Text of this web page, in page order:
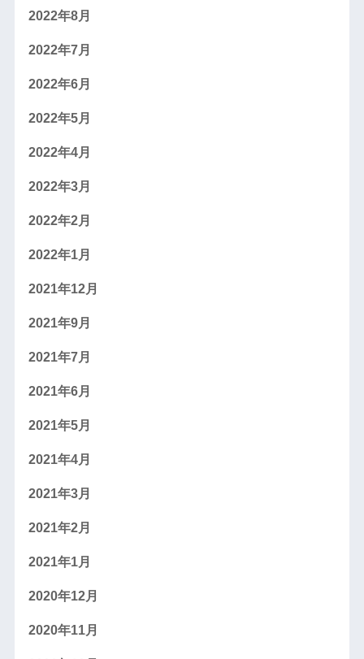
2022年8月
2022年7月
2022年6月
2022年5月
2022年4月
2022年3月
2022年2月
2022年1月
2021年12月
2021年9月
2021年7月
2021年6月
2021年5月
2021年4月
2021年3月
2021年2月
2021年1月
2020年12月
2020年11月